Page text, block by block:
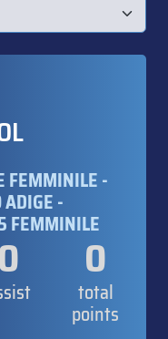
FEMMINILE -
-
FEMMINILE
0 0
total
points